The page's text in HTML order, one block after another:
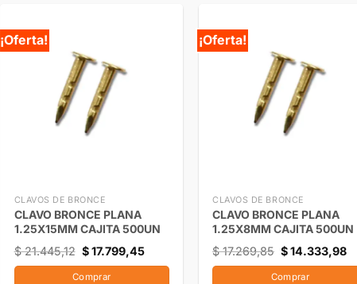
¡Oferta!
CLAVOS DE BRONCE
CLAVO BRONCE PLANA
1.25X15MM CAJITA 500UN
$21.445,12 $17.799,45
Comprar
¡Oferta!
CLAVOS DE BRONCE
CLAVO BRONCE PLANA
1.25X8MM CAJITA 500UN
$17.269,85 $14.333,98
Comprar